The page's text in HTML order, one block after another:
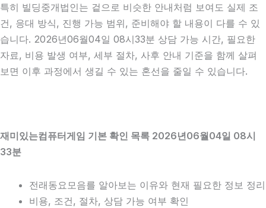
특히 빌딩중개법인는 겉으로 비슷한 안내처럼 보여도 실제 조
건, 응대 방식, 진행 가능 범위, 준비해야 할 내용이 다를 수 있
습니다. 2026년06월04일 08시33분 상담 가능 시간, 필요한
자료, 비용 발생 여부, 세부 절차, 사후 안내 기준을 함께 살펴
보면 이후 과정에서 생길 수 있는 혼선을 줄일 수 있습니다.
재미있는컴퓨터게임 기본 확인 목록 2026년06월04일 08시
33분
전래동요모음를 알아보는 이유와 현재 필요한 정보 정리
비용, 조건, 절차, 상담 가능 여부 확인